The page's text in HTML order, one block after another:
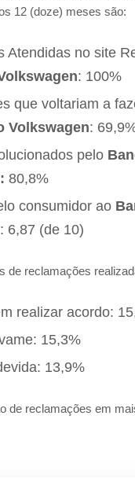
12 (doze) meses são:
Atendidas no site
: 100%
que voltariam a
Volkswagen:
pelo
80,8%
consumidor ao
: 6,87 (de 10)
de reclamações
realizar acordo:
15,3%
13,9%
de reclamações em